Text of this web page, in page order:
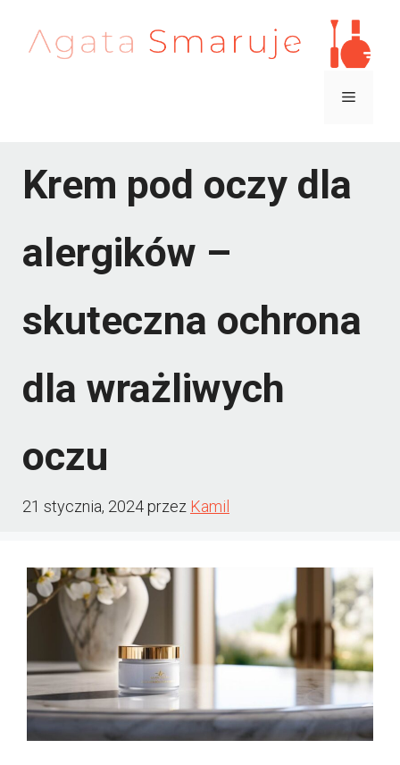
Menu
Krem pod oczy dla
alergików –
skuteczna ochrona
dla wrażliwych
oczu
21 stycznia, 2024przez Kamil